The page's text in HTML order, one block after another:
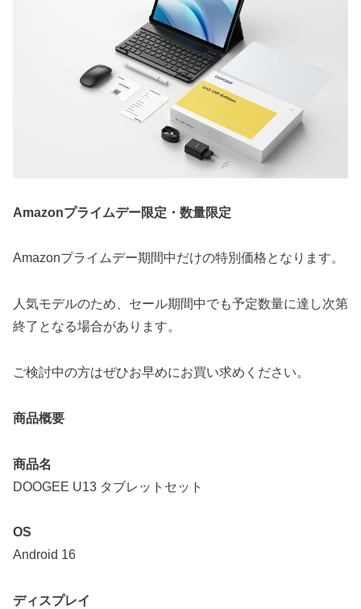
Amazonプライムデー限定・数量限定
Amazonプライムデー期間中だけの特別価格となります。
人気モデルのため、セール期間中でも予定数量に達し次第
終了となる場合があります。
ご検討中の方はぜひお早めにお買い求めください。
商品概要
商品名
DOOGEE U13 タブレットセット
OS
Android 16
ディスプレイ